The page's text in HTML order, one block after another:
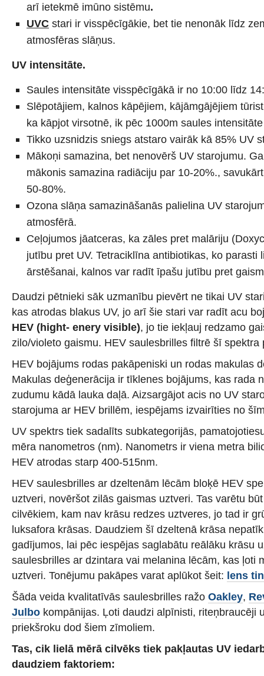
arī ietekmē imūno sistēmu.
UVC stari ir visspēcīgākie, bet tie nenonāk līdz
atmosfēras slāņus.
UV intensitāte.
Saules intensitāte visspēcīgākā ir no 10:00 līdz
Slēpotājiem, kalnos kāpējiem, kājāmgājējiem
ka kāpjot virsotnē, ik pēc 1000m saules
Tikko uzsnidzis sniegs atstaro vairāk kā 85% UV
Mākoņi samazina, bet nenovērš UV starojumu.
mākonis samazina radiāciju par 10-20%.,
50-80%.
Ozona slāņa samazināšanās palielina UV
atmosfērā.
Ceļojumos jāatceras, ka zāles pret malāriju
jutību pret UV. Tetraciklīna antibiotikas, ko parasti
ārstēšanai, kalnos var radīt īpašu jutību pret
Daudzi pētnieki sāk uzmanību pievērt ne tikai UV
kas atrodas blakus UV, jo arī šie stari var radīt acu
HEV (hight- enery visible), jo tie iekļauj redzamo
zilo/violeto gaismu. HEV saulesbrilles filtrē šī spektra
HEV bojājums rodas pakāpeniski un rodas makulas
Makulas deģenerācija ir tīklenes bojājums, kas rada
zudumu kādā lauka daļā. Aizsargājot acis no UV
starojuma ar HEV brillēm, iespējams izvairīties no
UV spektrs tiek sadalīts subkategorijās,
mēra nanometros (nm). Nanometrs ir viena metra
HEV atrodas starp 400-515nm.
HEV saulesbrilles ar dzeltenām lēcām bloķē HEV
uztveri, novēršot zilās gaismas uztveri. Tas varētu
cilvēkiem, kam nav krāsu redzes uztveres, jo tad ir
luksafora krāsas. Daudziem šī dzeltenā krāsa
gadījumos, lai pēc iespējas saglabātu reālāku krāsu
saulesbrilles ar dzintara vai melanina lēcām, kas ļoti
uztveri. Tonējumu pakāpes varat aplūkot šeit: lens
Šāda veida kvalitatīvās saulesbrilles ražo Oakley,
Julbo kompānijas. Ļoti daudzi alpīnisti, riteņbraucēji
priekšroku dod šiem zīmoliem.
Tas, cik lielā mērā cilvēks tiek pakļautas UV
daudziem faktoriem: